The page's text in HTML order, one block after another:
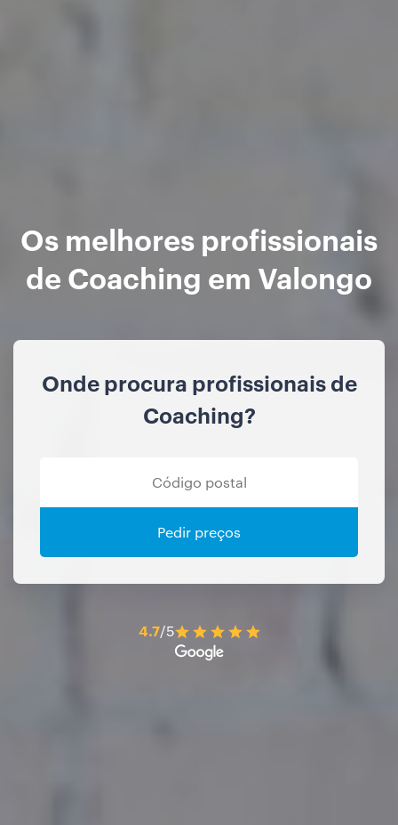
Os melhores profissionais
de Coaching em Valongo
Onde procura profissionais de
Coaching?
Pedir preços
4.7/5